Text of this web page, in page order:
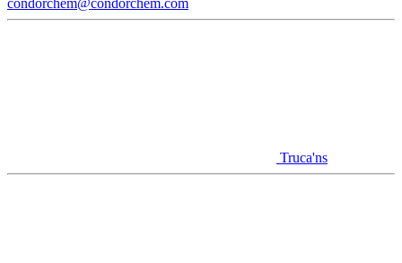
condorchem@condorchem.com
Truca'ns